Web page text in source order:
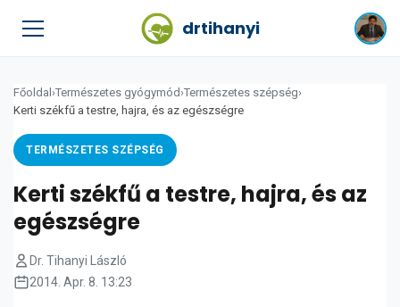
drtihanyi
Főoldal ›Természetes gyógymód ›Természetes szépség›
Kerti székfű a testre, hajra, és az egészségre
TERMÉSZETES SZÉPSÉG
Kerti székfű a testre, hajra, és az
egészségre
Dr. Tihanyi László
2014. Apr. 8. 13:23